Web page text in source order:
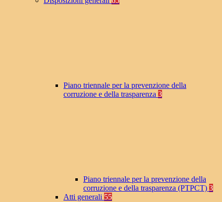
Piano triennale per la prevenzione della
corruzione e della trasparenza 3
Piano triennale per la prevenzione della
corruzione e della trasparenza (PTPCT) 3
Atti generali 55